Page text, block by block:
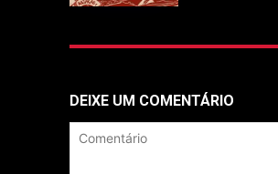
DEIXE UM COMENTÁRIO